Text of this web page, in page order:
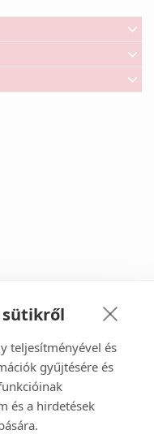
sütikről
teljesítményével és
gyűjtésére és
és a hirdetések
is fizethet: